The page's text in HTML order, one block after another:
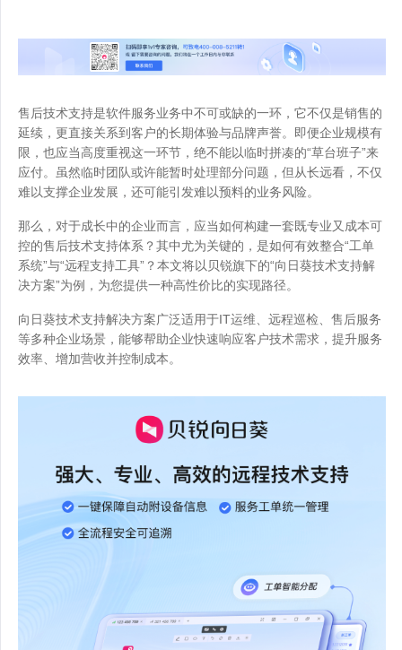
售后技术支持是软件服务业务中不可或缺的一环，它不仅是销售的
延续，更直接关系到客户的长期体验与品牌声誉。即便企业规模有
限，也应当高度重视这一环节，绝不能以临时拼凑的“草台班子”来
应付。虽然临时团队或许能暂时处理部分问题，但从长远看，不仅
难以支撑企业发展，还可能引发难以预料的业务风险。
那么，对于成长中的企业而言，应当如何构建一套既专业又成本可
控的售后技术支持体系？其中尤为关键的，是如何有效整合“工单
系统”与“远程支持工具”？本文将以贝锐旗下的“向日葵技术支持解
决方案”为例，为您提供一种高性价比的实现路径。
向日葵技术支持解决方案广泛适用于IT运维、远程巡检、售后服务
等多种企业场景，能够帮助企业快速响应客户技术需求，提升服务
效率、增加营收并控制成本。